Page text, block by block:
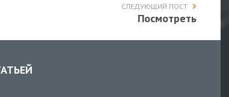
СЛЕДУЮЩИЙ ПОСТ
Посмотреть